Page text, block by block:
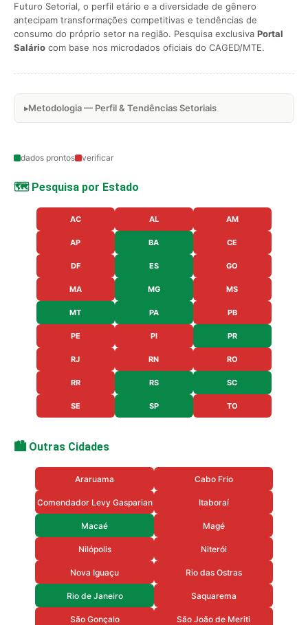
Futuro Setorial, o perfil etário e a diversidade de gênero
antecipam transformações competitivas e tendências de
consumo do próprio setor na região. Pesquisa exclusiva Portal
Salário com base nos microdados oficiais do CAGED/MTE.
Metodologia — Perfil & Tendências Setoriais
dados prontos verificar
🗺️ Pesquisa por Estado
AC AL AM
AP BA CE
DF ES GO
MA MG MS
MT PA PB
PE PI PR
RJ RN RO
RR RS SC
SE SP TO
🏙️ Outras Cidades
Araruama Cabo Frio
Comendador Levy Gasparian Itaboraí
Macaé Magé
Nilópolis Niterói
Nova Iguaçu Rio das Ostras
Rio de Janeiro Saquarema
São Gonçalo São João de Meriti